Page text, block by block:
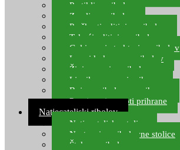
Partikli za ribolov
Zemlja za ribolov
Praškasti aditivi za ribolov
Tekući aditivi za ribolov
Gel i sprej atraktori za ribolov
Lovni kukuruz za ribolov
Živi mamci za ribolov
Ljepilo za crve i prihranu
Boje za ribolovnu prihranu
Provjereni recepti prihrane
Natjecateljski ribolov
Natjecateljske stolice
Nastavci za ribolovne stolice
Šteke za ribolov